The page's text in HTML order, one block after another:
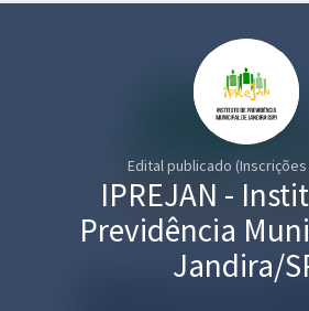
Graduação
Edital publicado
IPREJAN -
Previdência
Jandira/